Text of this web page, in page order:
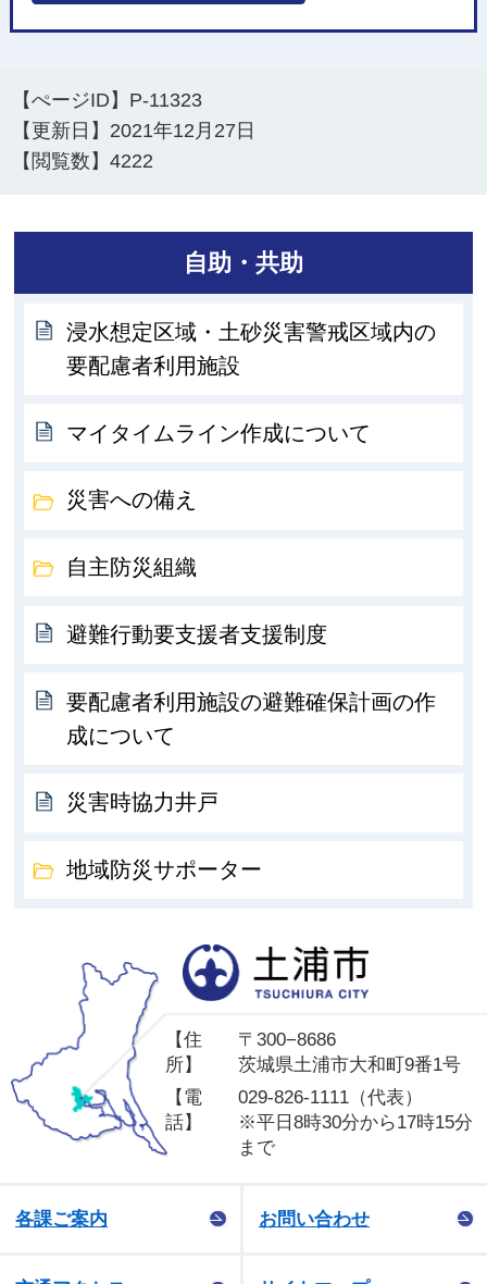
【ぺージID】 P-11323
【更新日】 2021年12月27日
【閲覧数】4222
自助・共助
浸水想定区域・土砂災害警戒区域内の
要配慮者利用施設
マイタイムライン作成について
災害への備え
自主防災組織
避難行動要支援者支援制度
要配慮者利用施設の避難確保計画の作
成について
災害時協力井戸
地域防災サポーター
【住
所】
〒300−8686
茨城県土浦市大和町9番1号
【電
話】
029-826-1111（代表）
※平日8時30分から17時15分
まで
各課ご案内 お問い合わせ